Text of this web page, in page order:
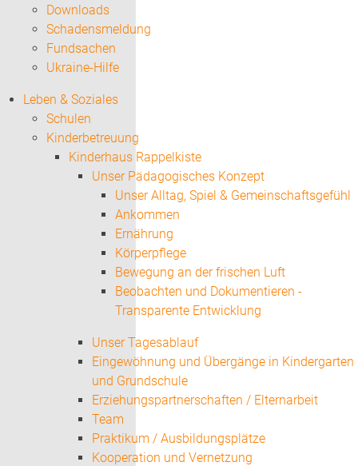
Downloads
Schadensmeldung
Fundsachen
Ukraine-Hilfe
Leben & Soziales
Schulen
Kinderbetreuung
Kinderhaus Rappelkiste
Unser Pädagogisches Konzept
Unser Alltag, Spiel & Gemeinschaftsgefühl
Ankommen
Ernährung
Körperpflege
Bewegung an der frischen Luft
Beobachten und Dokumentieren -
Transparente Entwicklung
Unser Tagesablauf
Eingewöhnung und Übergänge in Kindergarten
und Grundschule
Erziehungspartnerschaften / Elternarbeit
Team
Praktikum / Ausbildungsplätze
Kooperation und Vernetzung